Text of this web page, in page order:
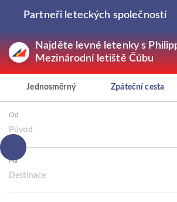
Partneři leteckých společností
Najděte levné letenky s
Mezinárodní letiště Čúbu
Jednosměrný Zpáteční cesta
Od
Původ
Na
Destinace